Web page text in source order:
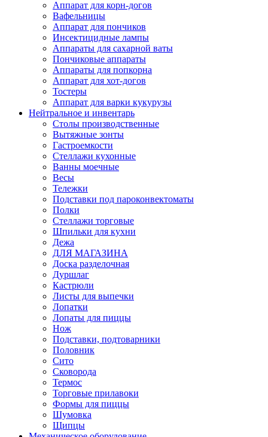
Аппарат для корн-догов
Вафельницы
Аппарат для пончиков
Инсектицидные лампы
Аппараты для сахарной ваты
Пончиковые аппараты
Аппараты для попкорна
Аппарат для хот-догов
Тостеры
Аппарат для варки кукурузы
Нейтральное и инвентарь
Столы производственные
Вытяжные зонты
Гастроемкости
Стеллажи кухонные
Ванны моечные
Весы
Тележки
Подставки под пароконвектоматы
Полки
Стеллажи торговые
Шпильки для кухни
Дежа
ДЛЯ МАГАЗИНА
Доска разделочная
Дуршлаг
Кастрюли
Листы для выпечки
Лопатки
Лопаты для пиццы
Нож
Подставки, подтоварники
Половник
Сито
Сковорода
Термос
Торговые прилавоки
Формы для пиццы
Шумовка
Щипцы